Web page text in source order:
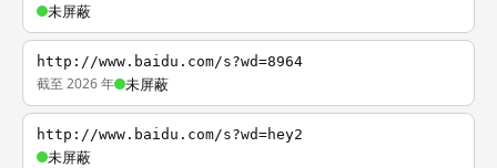
未屏蔽
http://www.baidu.com/s?wd=8964
截至 2026 年 未屏蔽
http://www.baidu.com/s?wd=hey2
未屏蔽